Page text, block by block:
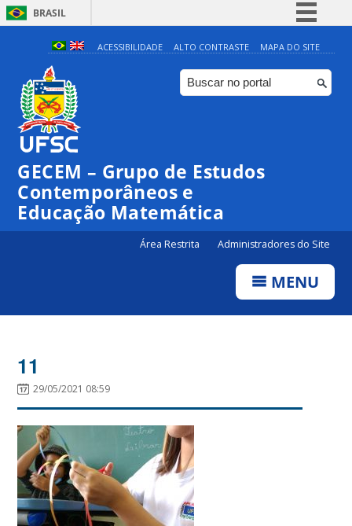
BRASIL
Simplifique!
Comunica BR
Participe
Canais
ACESSIBILIDADE ALTO CONTRASTE MAPA DO SITE
GECEM – Grupo de Estudos
Contemporâneos e
Educação Matemática
Área Restrita Administradores do Site
MENU
11
29/05/2021 08:59